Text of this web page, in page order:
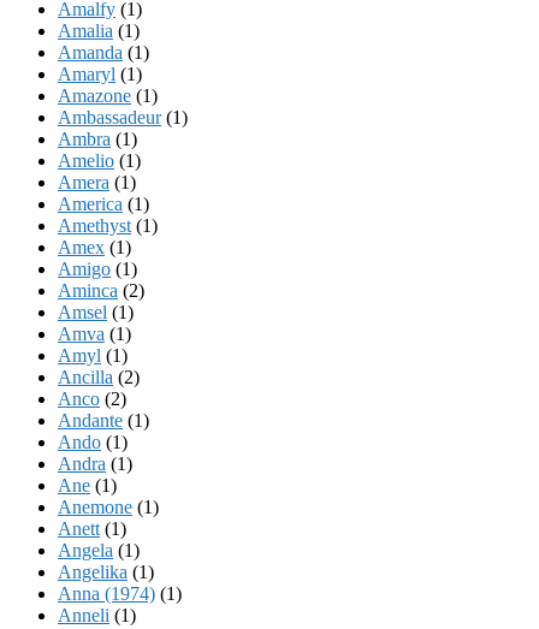
Amalfy (1)
Amalia (1)
Amanda (1)
Amaryl (1)
Amazone (1)
Ambassadeur(1)
Ambra (1)
Amelio (1)
Amera (1)
America (1)
Amethyst (1)
Amex (1)
Amigo (1)
Aminca (2)
Amsel (1)
Amva (1)
Amyl (1)
Ancilla (2)
Anco (2)
Andante (1)
Ando (1)
Andra (1)
Ane (1)
Anemone (1)
Anett (1)
Angela (1)
Angelika (1)
Anna (1974) (1)
Anneli (1)